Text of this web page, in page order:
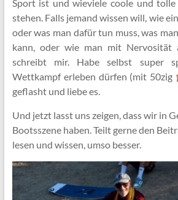
Sport ist und wieviele coole und
stehen. Falls jemand wissen will, wie
oder was man dafür tun muss, was
kann, oder wie man mit Nervosität
schreibt mir. Habe selbst super
Wettkampf erleben dürfen (mit 50zig
geflasht und liebe es.
Und jetzt lasst uns zeigen, dass wir in
Bootsszene haben. Teilt gerne den
lesen und wissen, umso besser.